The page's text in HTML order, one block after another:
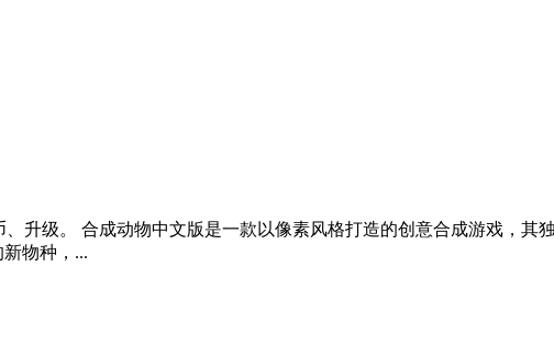
升级。 合成动物中文版是一款以像素风格打造的创意合成游戏，
物种，...